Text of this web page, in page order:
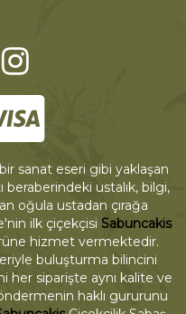
sanat eseri gibi yaklaşan
beraberindeki ustalık, bilgi,
oğula ustadan çırağa
ilk çiçekçisi Sabuncakis
hizmet vermektedir.
buluşturma bilincini
her siparişte aynı kalite ve
haklı gururunu